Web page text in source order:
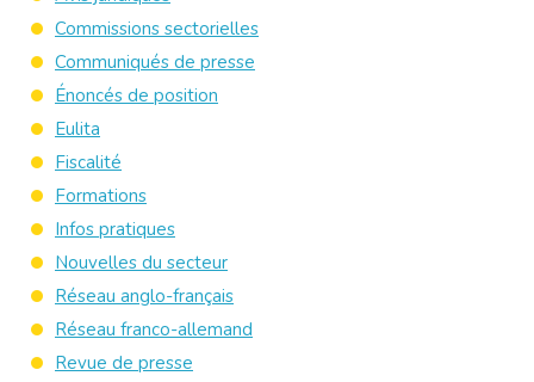
Commissions sectorielles
Communiqués de presse
Énoncés de position
Eulita
Fiscalité
Formations
Infos pratiques
Nouvelles du secteur
Réseau anglo-français
Réseau franco-allemand
Revue de presse